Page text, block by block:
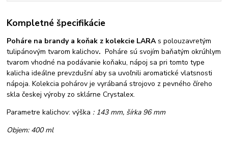
Kompletné špecifikácie
Poháre na brandy a koňak z kolekcie LARAs polouzavretým
tulipánovým tvarom kalichov. Poháre sú svojím baňatým okrúhlym
tvarom vhodné na podávanie koňaku, nápoj sa pri tomto type
kalicha ideálne prevzdušní aby sa uvoľnili aromatické vlatsnosti
nápoja. Kolekcia pohárov je vyrábaná strojovo z pevného číreho
skla českej výroby zo sklárne Crystalex.
Parametre kalichov: výška : 143 mm, šírka 96mm
Objem: 400 ml